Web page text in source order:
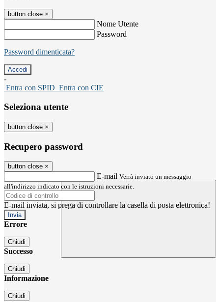
button close ×
Nome Utente
Password
Password dimenticata?
-
Entra con SPID Entra con CIE
Seleziona utente
button close ×
Recupero password
button close ×
E-mail Verrà inviato un messaggio
all'indirizzo indicato con le istruzioni necessarie.
E-mail inviata, si prega di controllare la casella di posta elettronica!
Errore
Chiudi
Successo
Chiudi
Informazione
Chiudi